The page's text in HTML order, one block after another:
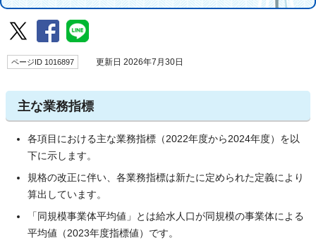
ページID 1016897 更新日 2026年7月30日
主な業務指標
各項目における主な業務指標（2022年度から2024年度）を以
下に示します。
規格の改正に伴い、各業務指標は新たに定められた定義により
算出しています。
「同規模事業体平均値」とは給水人口が同規模の事業体による
平均値（2023年度指標値）です。